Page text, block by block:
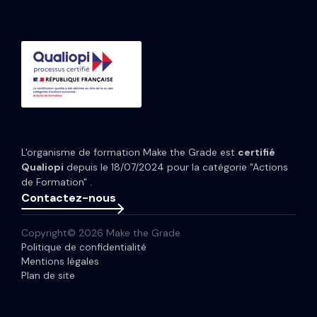
HubSpot Data Hub
Tarifs HubSpot
Études de cas
Portfolio
Espace presse
Glossaire
L'organisme de formation Make the Grade est certifié
Qualiopi depuis le 18/07/2024 pour la catégorie "Actions
de Formation" .
Contactez-nous
Copyright© 2026 Make the Grade
Politique de confidentialité
Mentions légales
Plan de site